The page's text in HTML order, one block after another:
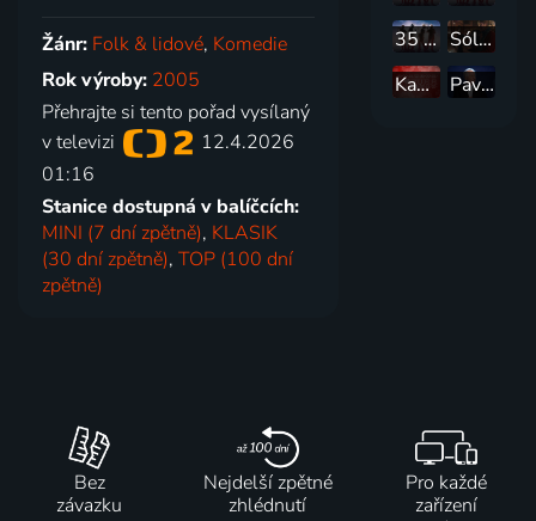
Žánr: Folk & lidové, Komedie
Rok výroby: 2005
Přehrajte si tento pořad vysílaný
v televizi
12.4.2026
01:16
Stanice dostupná v balíčcích:
MINI (7 dní zpětně), KLASIK
(30 dní zpětně),TOP (100 dní
zpětně)
35 let Spirituál kvintetu
Sólo pro... Glena Hansarda
Kapura
Pavel Bobek - 60 let v americkém století
Bez
závazku
Nejdelší zpětné
zhlédnutí
Pro každé
zařízení